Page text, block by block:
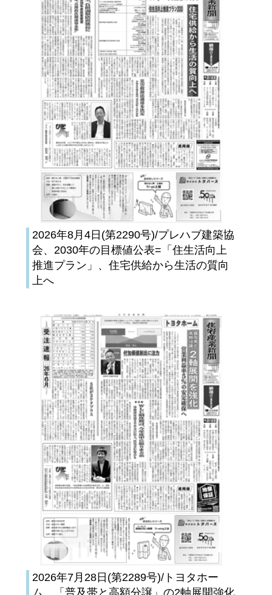
2026年8月4日(第2290号)/プレハブ建築協
会、2030年の目標値公表=「住生活向上
推進プラン」、住宅供給から生活の質向
上へ
2026年7月28日(第2289号)/トヨタホー